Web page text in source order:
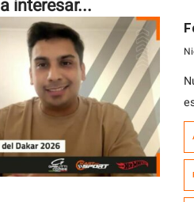
interesar...